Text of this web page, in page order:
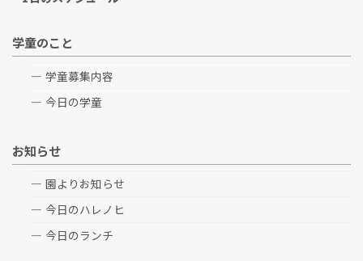
学童のこと
学童募集内容
今日の学童
お知らせ
園よりお知らせ
今日のハレノヒ
今日のランチ